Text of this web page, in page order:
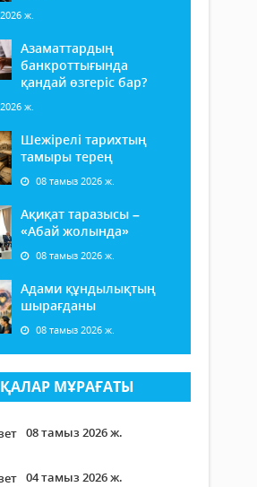
ж.
Азаматтардың
банкроттығында
қандай өзгеріс бар?
ж.
Шежірелі тарихтың
тамыры терең
08 тамыз 2026 ж.
Ақиқат таразысы –
«Абай жолында»
08 тамыз 2026 ж.
Адами құндылықтың
шырағданы
08 тамыз 2026 ж.
МҰРАҒАТЫ
08 тамыз 2026 ж.
04 тамыз 2026 ж.